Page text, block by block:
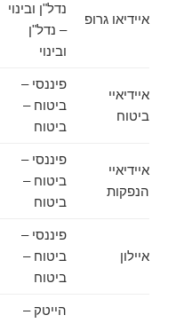
איידיאו גרופ
נדל"ן ובינוי
– נדל"ן
ובינוי
איידיאיי
ביטוח
פיננסי –
ביטוח –
ביטוח
איידיאיי
הנפקות
פיננסי –
ביטוח –
ביטוח
איילון
פיננסי –
ביטוח –
ביטוח
הייטק –